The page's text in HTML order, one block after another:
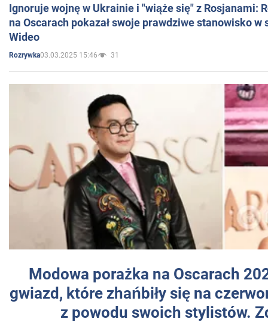
Ignoruje wojnę w Ukrainie i "wiąże się" z Rosjanami:
na Oscarach pokazał swoje prawdziwe stanowisko w
Wideo
Rozrywka03.03.2025 15:46 31
Modowa porażka na Oscarach
gwiazd, które zhańbiły się na
z powodu swoich stylistów.